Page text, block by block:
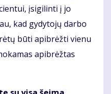
įsigilinti į jo
kad gydytojų darbo
būti apibrėžti vienu
apibrėžtas